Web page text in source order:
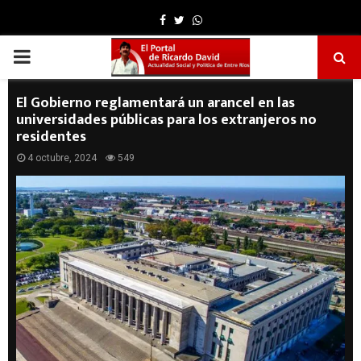
Facebook
TwitterWhatsapp
PRIMARY
MENU
El Gobierno reglamentará un arancel en las
universidades públicas para los extranjeros no
residentes
4 octubre, 2024 549